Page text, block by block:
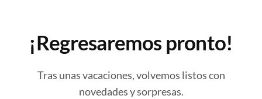
¡Regresaremos pronto!
Tras unas vacaciones, volvemos listos con
novedades y sorpresas.